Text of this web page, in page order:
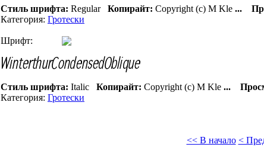
Стиль шрифта: Regular Копирайт: Copyright (c) M Kle ...
Категория: Гротески
Шрифт:
Стиль шрифта: Italic Копирайт: Copyright (c) M Kle ...
Категория: Гротески
<< В начало <